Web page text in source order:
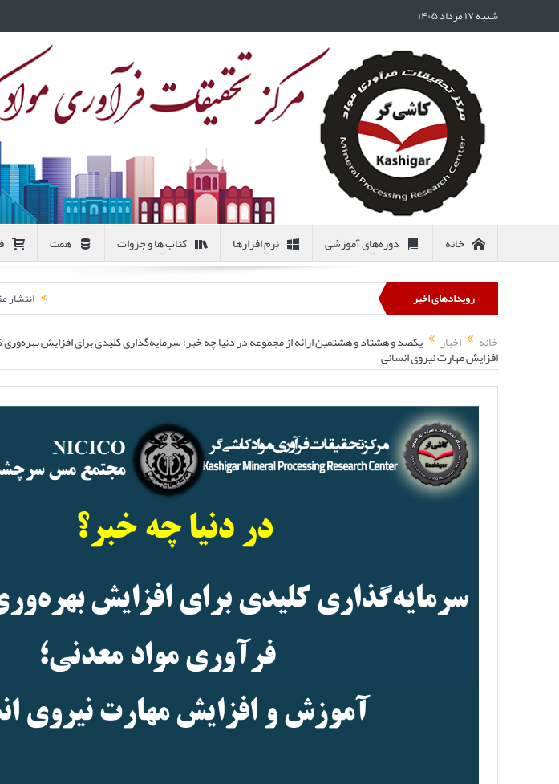
شنبه ۱۷ مرداد ۱۴۰۵
خانه دوره‌های آموزشی نرم افزارها کتاب ها و جزوات همت
رویدادهای اخیر انتشار
خانه اخبار یکصد و هشتاد و هشتمین ارائه از مجموعه در دنیا چه خبر: سرمایه‌گذاری کلیدی برای افزایش
افزایش مهارت نیروی انسانی